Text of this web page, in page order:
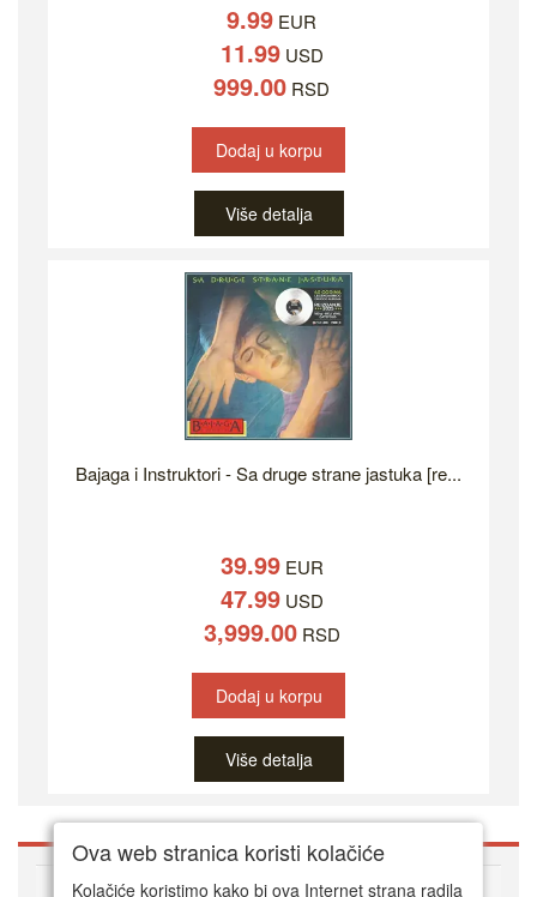
9.99 EUR
11.99USD
999.00 RSD
Dodaj u korpu
Više detalja
Bajaga i Instruktori - Sa druge strane jastuka [re...
39.99EUR
47.99USD
3,999.00RSD
Dodaj u korpu
Više detalja
O DVD Zoni
Ova web stranica koristi kolačiće
Kolačiće koristimo kako bi ova Internet strana radila